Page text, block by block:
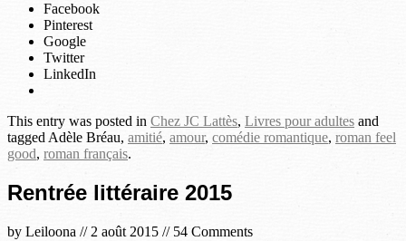
Facebook
Pinterest
Google
Twitter
LinkedIn
This entry was posted in Chez JC Lattès, Livres pour adultes and
tagged Adèle Bréau, amitié, amour, comédie romantique, roman feel
good, roman français.
Rentrée littéraire 2015
by Leiloona // 2 août 2015 // 54 Comments